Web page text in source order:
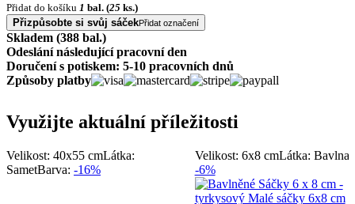
Přidat do košíku 1 bal. (25 ks.)
Přizpůsobte si svůj sáčekPřidat označení
Skladem (388 bal.)
Odeslání následující pracovní den
Doručení s potiskem: 5-10 pracovních dnů
Způsoby platby
Využijte aktuální příležitosti
Velikost: 40x55 cmLátka:
SametBarva: -16%
Velikost: 6x8 cmLátka: Bavlna
-6%